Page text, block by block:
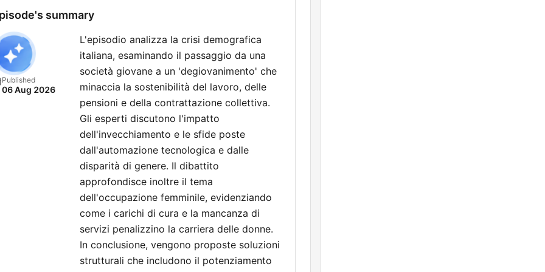
summary
Published
06 Aug 2026
L'episodio analizza la crisi demografica
italiana, esaminando il passaggio da una
società giovane a un 'degiovanimento' che
minaccia la sostenibilità del lavoro, delle
pensioni e della contrattazione collettiva.
Gli esperti discutono l'impatto
dell'invecchiamento e le sfide poste
dall'automazione tecnologica e dalle
disparità di genere. Il dibattito
approfondisce inoltre il tema
dell'occupazione femminile, evidenziando
come i carichi di cura e la mancanza di
servizi penalizzino la carriera delle donne.
In conclusione, vengono proposte soluzioni
strutturali che includono il potenziamento